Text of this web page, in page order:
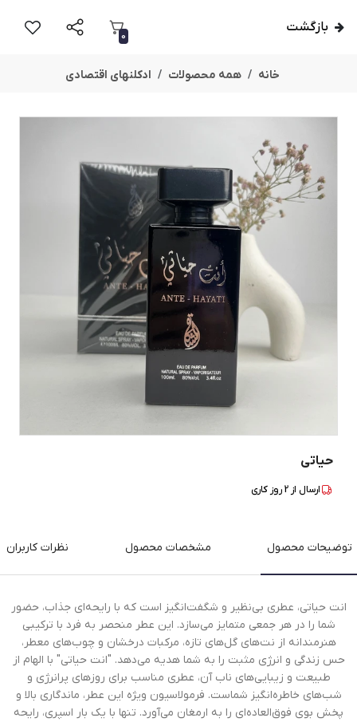
بازگشت
0
خانه همه محصولات ادکلنهای اقتصادی
حیاتی
ارسال از 2روز کاری
توضیحات محصول مشخصات محصول نظرات کاربران
انت حیاتی، عطری بی‌نظیر و شگفت‌انگیز است که با رایحه‌ای جذاب، حضور
شما را در هر جمعی متمایز می‌سازد. این عطر منحصر به فرد با ترکیبی
هنرمندانه از نت‌های گل‌های تازه، مرکبات درخشان و چوب‌های معطر،
حس زندگی و انرژی مثبت را به شما هدیه می‌دهد. "انت حیاتی" با الهام از
طبیعت و زیبایی‌های ناب آن، عطری مناسب برای روزهای پرانرژی و
شب‌های خاطره‌انگیز شماست. فرمولاسیون ویژه این عطر، ماندگاری بالا و
پخش بوی فوق‌العاده‌ای را به ارمغان می‌آورد. تنها با یک بار اسپری، رایحه